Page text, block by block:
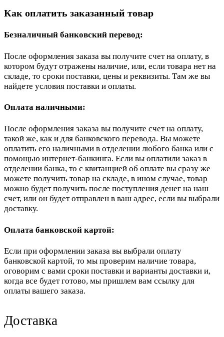
Как оплатить заказанный товар
Безналичный банковский перевод:
После оформления заказа вы получите счет на оплату, в
котором будут отражены наличие, или, если товара нет на
складе, то сроки поставки, цены и реквизиты. Там же вы
найдете условия поставки и оплаты.
Оплата наличными:
После оформления заказа вы получите счет на оплату,
такой же, как и для банковского перевода. Вы можете
оплатить его наличными в отделении любого банка или с
помощью интернет-банкинга. Если вы оплатили заказ в
отделении банка, то с квитанцией об оплате вы сразу же
можете получить товар на складе, в ином случае, товар
можно будет получить после поступления денег на наш
счет, или он будет отправлен в ваш адрес, если вы выбрали
доставку.
Оплата банковской картой:
Если при оформлении заказа вы выбрали оплату
банковской картой, то мы проверим наличие товара,
оговорим с вами сроки поставки и варианты доставки и,
когда все будет готово, мы пришлем вам ссылку для
оплаты вашего заказа.
Доставка